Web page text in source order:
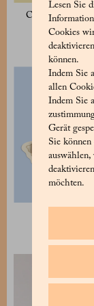
Lesen Sie
Cookies
können.
Indem Sie
allen
Indem Sie
Gerät
Sie
möchten.
Croissant
Stück
38 €